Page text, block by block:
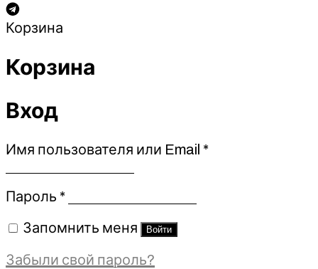
Корзина
Корзина
Вход
Имя пользователя или Email *Обязательно
Пароль *Обязательно
Запомнить меня Войти
Забыли свой пароль?